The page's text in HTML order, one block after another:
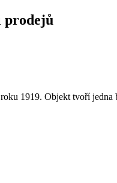
prodejů
1919. Objekt tvoří